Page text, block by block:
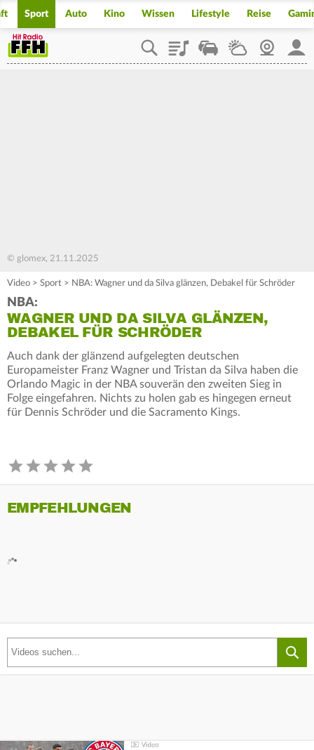
Sport Auto Kino Wissen Lifestyle Reise
PlaylistStaupilotWetterWebcam
© glomex, 21.11.2025
Video > Sport > NBA: Wagner und da Silva glänzen, Debakel für Schröder
NBA:
WAGNER UND DA SILVA GLÄNZEN,
DEBAKEL FÜR SCHRÖDER
Auch dank der glänzend aufgelegten deutschen
Europameister Franz Wagner und Tristan da Silva haben die
Orlando Magic in der NBA souverän den zweiten Sieg in
Folge eingefahren. Nichts zu holen gab es hingegen erneut
für Dennis Schröder und die Sacramento Kings.
EMPFEHLUNGEN